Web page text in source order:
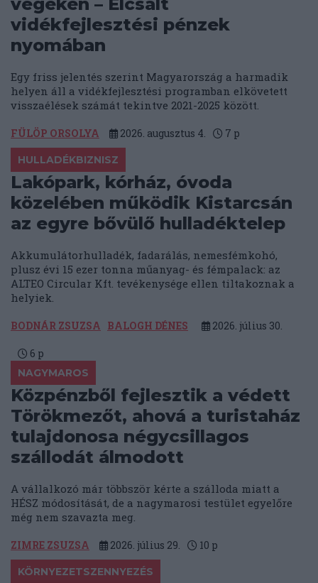
végeken – Elcsalt
vidékfejlesztési pénzek
nyomában
Egy friss jelentés szerint Magyarország a harmadik
helyen áll a vidékfejlesztési programban elkövetett
visszaélések számát tekintve 2021-2025 között.
FÜLÖP ORSOLYA 2026. augusztus 4. 7 p
HULLADÉKBIZNISZ
Lakópark, kórház, óvoda
közelében működik Kistarcsán
az egyre bővülő hulladéktelep
Akkumulátorhulladék, fadarálás, nemesfémkohó,
plusz évi 15 ezer tonna műanyag- és fémpalack: az
ALTEO Circular Kft. tevékenysége ellen tiltakoznak a
helyiek.
BODNÁR ZSUZSA BALOGH DÉNES 2026. július 30.
6 p
NAGYMAROS
Közpénzből fejlesztik a védett
Törökmezőt, ahová a turistaház
tulajdonosa négycsillagos
szállodát álmodott
A vállalkozó már többször kérte a szálloda miatt a
HÉSZ módosítását, de a nagymarosi testület egyelőre
még nem szavazta meg.
ZIMRE ZSUZSA 2026. július 29. 10 p
KÖRNYEZETSZENNYEZÉS